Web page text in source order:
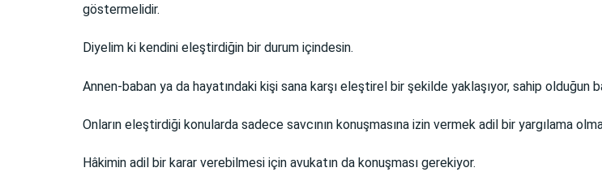
göstermelidir.
Diyelim ki kendini eleştirdiğin bir durum içindesin.
Annen-baban ya da hayatındaki kişi sana karşı eleştirel bir şekilde yaklaşıyor, sahip olduğun
Onların eleştirdiği konularda sadece savcının konuşmasına izin vermek adil bir yargılama
Hâkimin adil bir karar verebilmesi için avukatın da konuşması gerekiyor.